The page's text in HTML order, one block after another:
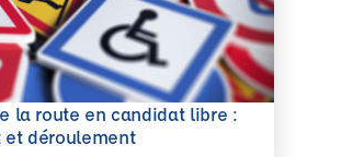
la route en candidat libre :
et déroulement